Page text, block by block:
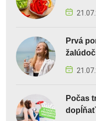
Prvá
Počas
dopĺňať